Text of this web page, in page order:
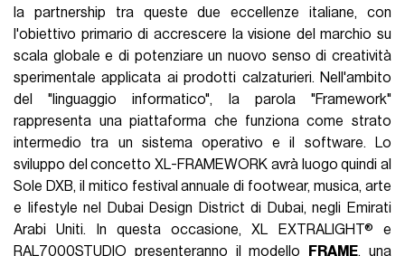
la partnership tra queste due eccellenze italiane, con
l'obiettivo primario di accrescere la visione del marchio su
scala globale e di potenziare un nuovo senso di creatività
sperimentale applicata ai prodotti calzaturieri. Nell'ambito
del "linguaggio informatico", la parola "Framework"
rappresenta una piattaforma che funziona come strato
intermedio tra un sistema operativo e il software. Lo
sviluppo del concetto XL-FRAMEWORK avrà luogo quindi al
Sole DXB, il mitico festival annuale di footwear, musica, arte
e lifestyle nel Dubai Design District di Dubai, negli Emirati
Arabi Uniti. In questa occasione, XL EXTRALIGHT® e
RAL7000STUDIO presenteranno il modello
FRAME, una